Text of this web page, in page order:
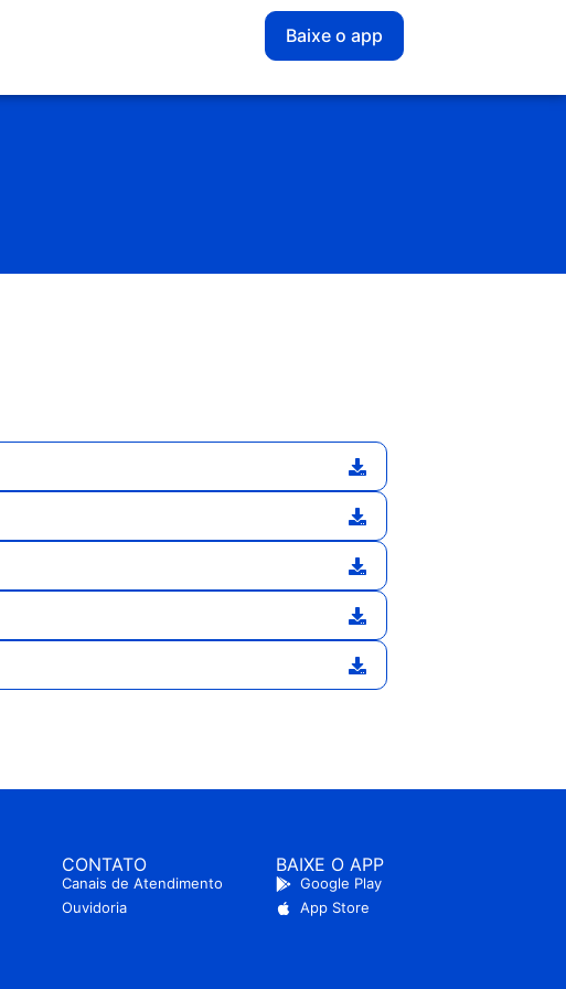
Baixe o app
CONTATO
Canais de Atendimento
Ouvidoria
BAIXE O APP
Google Play
App Store